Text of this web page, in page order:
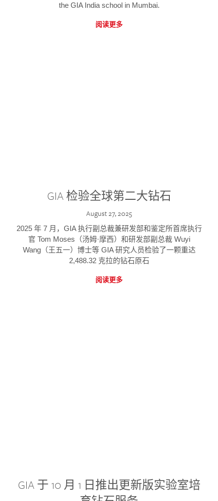
the GIA India school in Mumbai.
阅读更多
GIA 检验全球第二大钻石
August 27, 2025
2025 年 7 月，GIA 执行副总裁兼研发部和鉴定所首席执行
官 Tom Moses（汤姆·摩西）和研发部副总裁 Wuyi
Wang（王五一）博士等 GIA 研究人员检验了一颗重达
2,488.32 克拉的钻石原石
阅读更多
GIA 于 10 月 1 日推出更新版实验室培